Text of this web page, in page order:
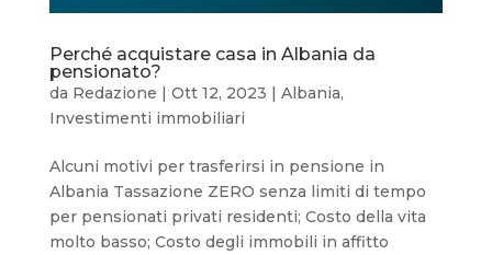
Perché acquistare casa in Albania da
pensionato?
da Redazione | Ott 12, 2023 | Albania,
Investimenti immobiliari
Alcuni motivi per trasferirsi in pensione in
Albania Tassazione ZERO senza limiti di tempo
per pensionati privati residenti; Costo della vita
molto basso; Costo degli immobili in affitto